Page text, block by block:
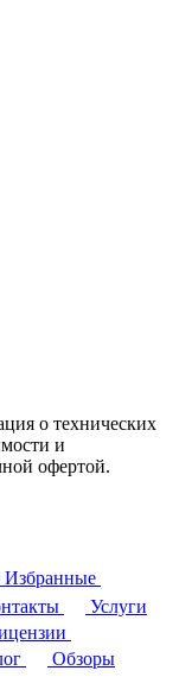
о технических
и
офертой.
Избранные
Услуги
Обзоры